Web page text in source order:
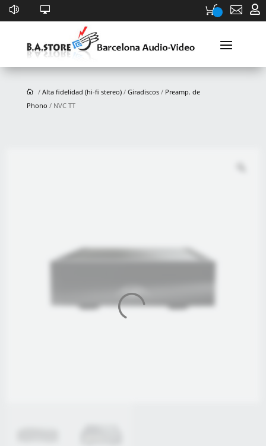
 
/ Alta fidelidad (hi-fi stereo)/ Giradiscos/ Preamp. de
Phono / NVC TT